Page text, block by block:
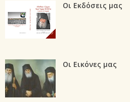
Οι Εκδόσεις μας
Οι Εικόνες μας